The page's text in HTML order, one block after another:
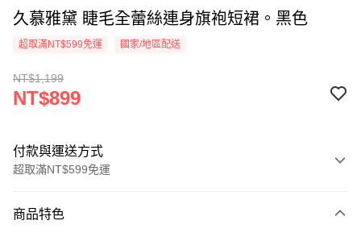
久慕雅黛 睫毛全蕾絲連身旗袍短裙。黑色
超取滿NT$599免運 國家/地區配送
NT$1,199
NT$899
付款與運送方式
超取滿NT$599免運
信用卡一次付款
商品特色